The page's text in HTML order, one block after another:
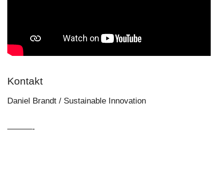
Kontakt
Daniel Brandt / Sustainable Innovation
———-